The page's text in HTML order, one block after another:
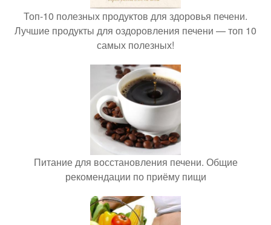
Топ-10 полезных продуктов для здоровья печени.
Лучшие продукты для оздоровления печени — топ 10
самых полезных!
Питание для восстановления печени. Общие
рекомендации по приёму пищи